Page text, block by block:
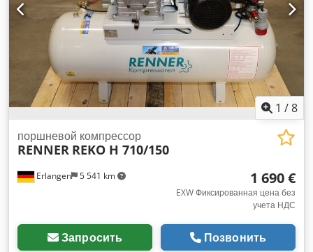
1 /8
Erlangen 5 541 km
поршневой компрессор
RENNER REKO H 710/150
1 690 €
EXW Фиксированная цена без
учета НДС
Запросить Позвонить